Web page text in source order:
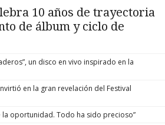
10 años de trayectoria
de álbum y ciclo de
un disco en vivo inspirado en la
en la gran revelación del Festival
la oportunidad. Todo ha sido precioso”